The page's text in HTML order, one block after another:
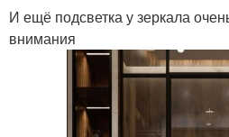
И ещё подсветка у зеркала
внимания